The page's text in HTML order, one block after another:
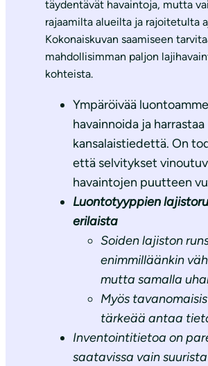
täydentävät havaintoja, mutta
rajaamilta alueilta ja rajoitetulta
Kokonaiskuvan saamiseen
mahdollisimman paljon
kohteista.
Ympäröivää
havainnoida ja harrastaa
kansalaistiedettä. On
että selvitykset
havaintojen puutteen
Luontotyyppien
erilaista
Soiden lajiston
enimmilläänkin
mutta samalla
Myös
tärkeää antaa
Inventointitietoa on
saatavissa vain suurista